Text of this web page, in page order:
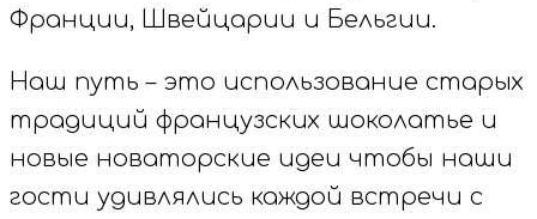
Франции, Швейцарии и Бельгии.
Наш путь – это использование старых
традиций французских шоколатье и
новые новаторские идеи чтобы наши
гости удивлялись каждой встречи с